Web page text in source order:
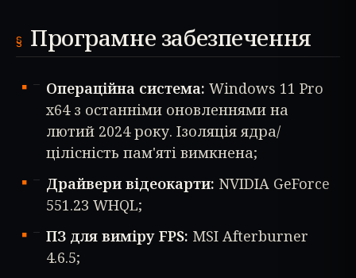
Програмне забезпечення
Операційна система: Windows 11 Pro
x64 з останніми оновленнями на
лютий 2024 року. Ізоляція ядра/
цілісність пам'яті вимкнена;
Драйвери відеокарти: NVIDIA GeForce
551.23 WHQL;
ПЗ для виміру FPS: MSI Afterburner
4.6.5;